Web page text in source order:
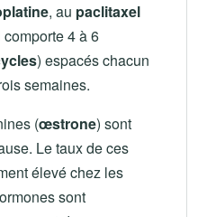
, au paclitaxel
4 à 6
) espacés chacun
semaines.
(œstrone) sont
Le taux de ces
élevé chez les
sont